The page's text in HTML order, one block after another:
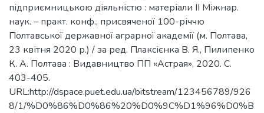
підприємницькою діяльністю : матеріали ІІ Міжнар.
наук. – практ. конф., присвяченої 100-річчю
Полтавської державної аграрної академії (м. Полтава,
23 квітня 2020 р.) / за ред. Плаксієнка В. Я., Пилипенко
К. А. Полтава : Видавництво ПП «Астрая», 2020. С.
403-405.
URL:http://dspace.puet.edu.ua/bitstream/123456789/926
8/1/%D0%86%D0%86%20%D0%9C%D1%96%D0%B